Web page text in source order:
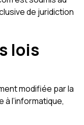
de juridiction
lois
modifiée par la
à l’informatique,